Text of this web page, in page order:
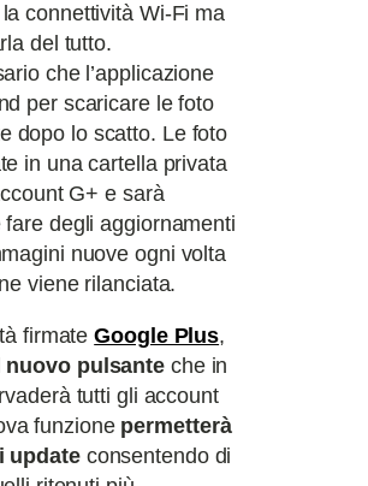
connettività Wi-Fi ma
del tutto.
che l’applicazione
per scaricare le foto
dopo lo scatto. Le foto
in una cartella privata
G+ e sarà
degli aggiornamenti
nuove ogni volta
viene rilanciata.
firmateGoogle Plus,
pulsante che in
tutti gli account
funzione permetterà
updateconsentendo di